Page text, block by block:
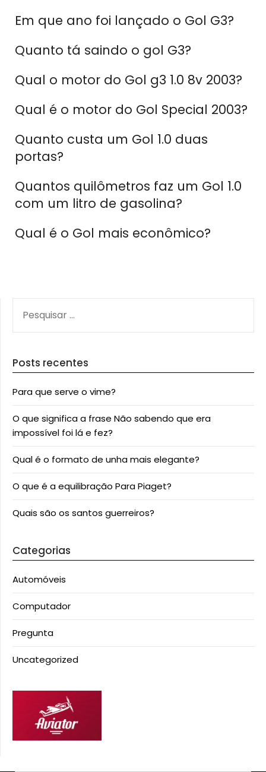
Em que ano foi lançado o Gol G3?
Quanto tá saindo o gol G3?
Qual o motor do Gol g3 1.0 8v 2003?
Qual é o motor do Gol Special 2003?
Quanto custa um Gol 1.0 duas
portas?
Quantos quilômetros faz um Gol 1.0
com um litro de gasolina?
Qual é o Gol mais econômico?
POR:
Posts recentes
Para que serve o vime?
O que significa a frase Não sabendo que era
impossível foi lá e fez?
Qual é o formato de unha mais elegante?
O que é a equilibração Para Piaget?
Quais são os santos guerreiros?
Categorias
Automóveis
Computador
Pregunta
Uncategorized